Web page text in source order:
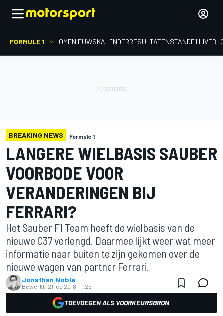
FORMULE 1 HOMENIEUWSKALENDERRESULTATENSTANDF1
BREAKING NEWS Formule 1
LANGERE WIELBASIS SAUBER
VOORBODE VOOR
VERANDERINGEN BIJ
FERRARI?
Het Sauber F1 Team heeft de wielbasis van de
nieuwe C37 verlengd. Daarmee lijkt weer wat meer
informatie naar buiten te zijn gekomen over de
nieuwe wagen van partner Ferrari.
Jonathan Noble
Bewerkt: 21 feb 2018, 11:25
TOEVOEGEN ALS VOORKEURSBRON